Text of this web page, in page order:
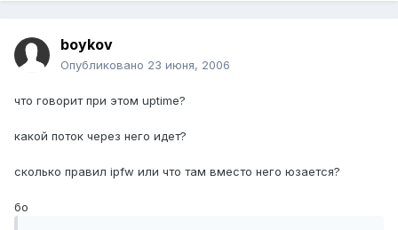
boykov
Опубликовано 23 июня, 2006
что говорит при этом uptime?
какой поток через него идет?
сколько правил ipfw или что там вместо него юзается?
бо